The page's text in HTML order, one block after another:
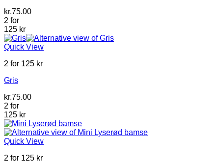
kr.75.00
2 for
125 kr
Quick View
2 for 125 kr
Gris
kr.75.00
2 for
125 kr
Quick View
2 for 125 kr